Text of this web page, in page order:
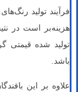
فرآیند تولید
هزینه‌بر است در
تولید شده قیمتی
باشد.
علاوه بر این‌